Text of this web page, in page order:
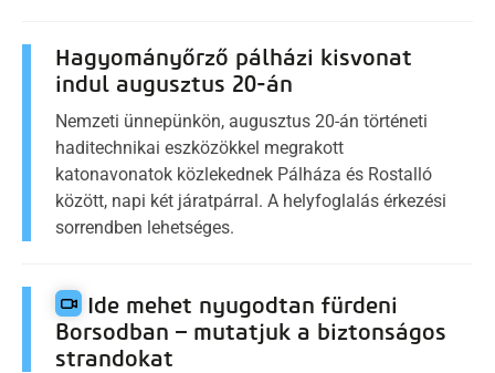
Hagyományőrző pálházi kisvonat
indul augusztus 20-án
Nemzeti ünnepünkön, augusztus 20-án történeti
haditechnikai eszközökkel megrakott
katonavonatok közlekednek Pálháza és Rostalló
között, napi két járatpárral. A helyfoglalás érkezési
sorrendben lehetséges.
Ide mehet nyugodtan fürdeni
Borsodban – mutatjuk a biztonságos
strandokat